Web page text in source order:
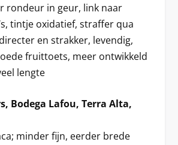
rondeur in geur, link naar
tintje oxidatief, straffer qua
en strakker, levendig,
fruittoets, meer ontwikkeld
lengte
Bodega Lafou, Terra Alta,
minder fijn, eerder brede